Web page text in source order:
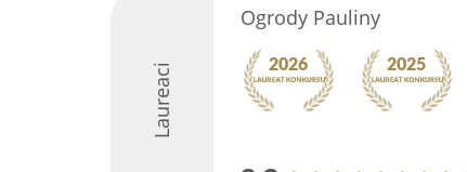
Laureaci
Ogrody Pauliny